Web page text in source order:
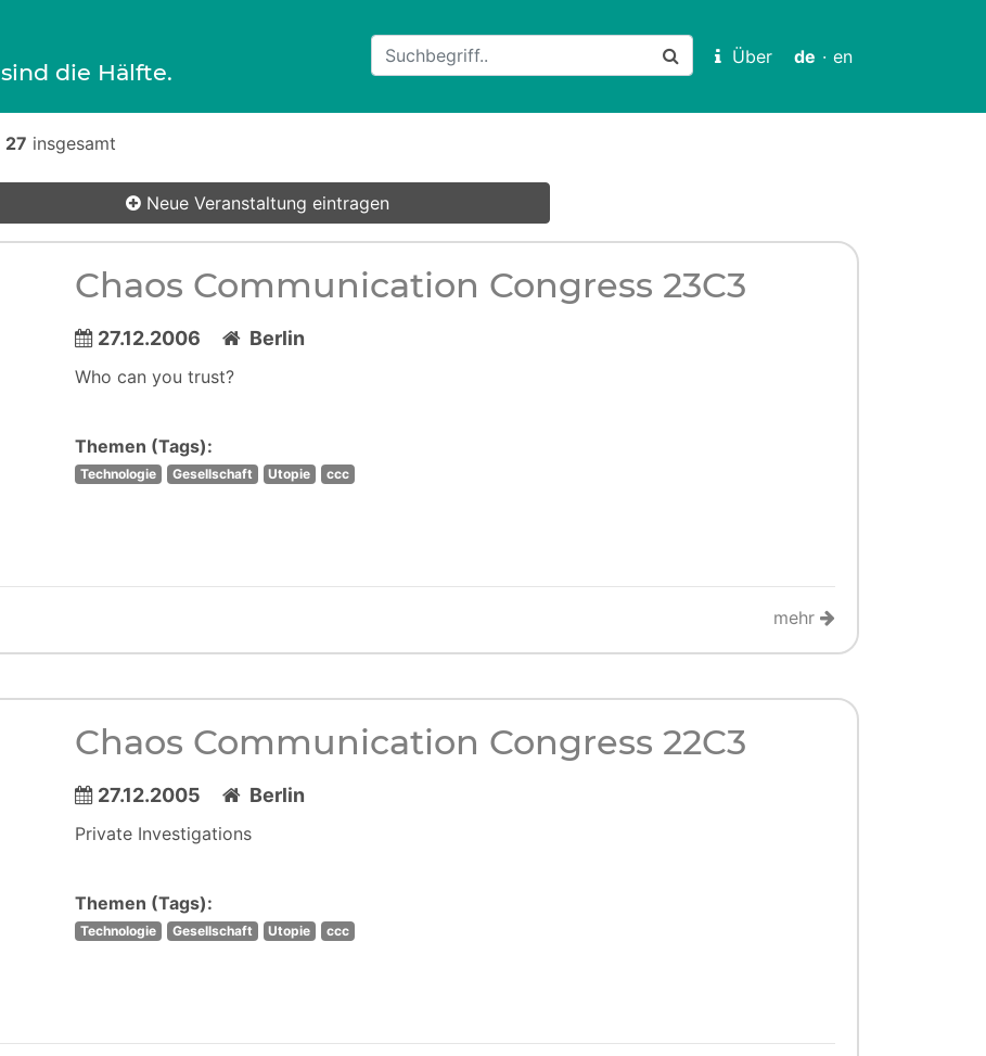
sind die Hälfte.
Über de · en
27 insgesamt
Neue Veranstaltung eintragen
Chaos Communication Congress 23C3
27.12.2006 Berlin
Who can you trust?
Themen (Tags):
Technologie Gesellschaft Utopie ccc
mehr
Chaos Communication Congress 22C3
27.12.2005 Berlin
Private Investigations
Themen (Tags):
Technologie Gesellschaft Utopie ccc